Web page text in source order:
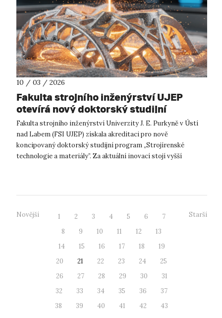
10 / 03 / 2026
Fakulta strojního inženýrství UJEP
otevírá nový doktorský studijní
program!
Fakulta strojního inženýrství Univerzity J. E. Purkyně v Ústí
nad Labem (FSI UJEP) získala akreditaci pro nově
koncipovaný doktorský studijní program „Strojírenské
technologie a materiály”. Za aktuální inovací stojí vyšší
Novější 1 2 3 4 5 6
7
8
9 10 11 12
13
14
15 16 17 18
19
20
21 22 23 24
25
26
27 28 29 30
31
32
33 34 35 36
37
38
39 40 41 42
43
Starší